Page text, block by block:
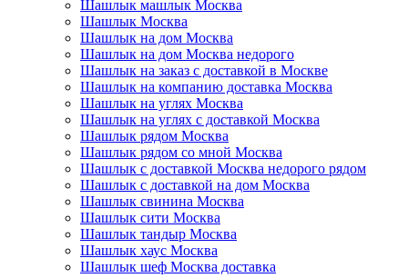
Шашлык машлык Москва
Шашлык Москва
Шашлык на дом Москва
Шашлык на дом Москва недорого
Шашлык на заказ с доставкой в Москве
Шашлык на компанию доставка Москва
Шашлык на углях Москва
Шашлык на углях с доставкой Москва
Шашлык рядом Москва
Шашлык рядом со мной Москва
Шашлык с доставкой Москва недорого рядом
Шашлык с доставкой на дом Москва
Шашлык свинина Москва
Шашлык сити Москва
Шашлык тандыр Москва
Шашлык хаус Москва
Шашлык шеф Москва доставка